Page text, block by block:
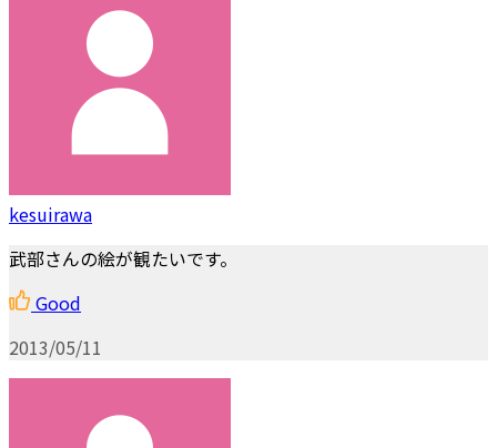
kesuirawa
武部さんの絵が観たいです。
Good
2013/05/11